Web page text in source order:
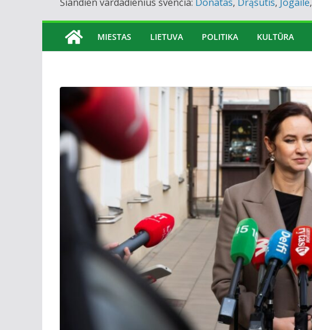
MIESTAS LIETUVA POLITIKA KULTŪRA